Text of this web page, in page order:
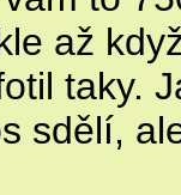
až
taky.
sdělí,